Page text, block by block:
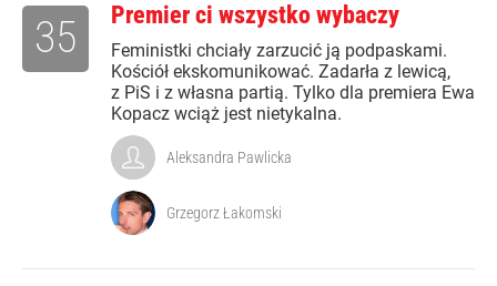
Premier ci wszystko wybaczy
Feministki chciały zarzucić ją podpaskami.
Kościół ekskomunikować. Zadarła z lewicą,
z PiS i z własna partią. Tylko dla premiera Ewa
Kopacz wciąż jest nietykalna.
35
Aleksandra Pawlicka
Grzegorz Łakomski